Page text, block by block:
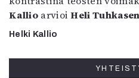
KallioarvioiHeli Tuhkasen
Helki Kallio